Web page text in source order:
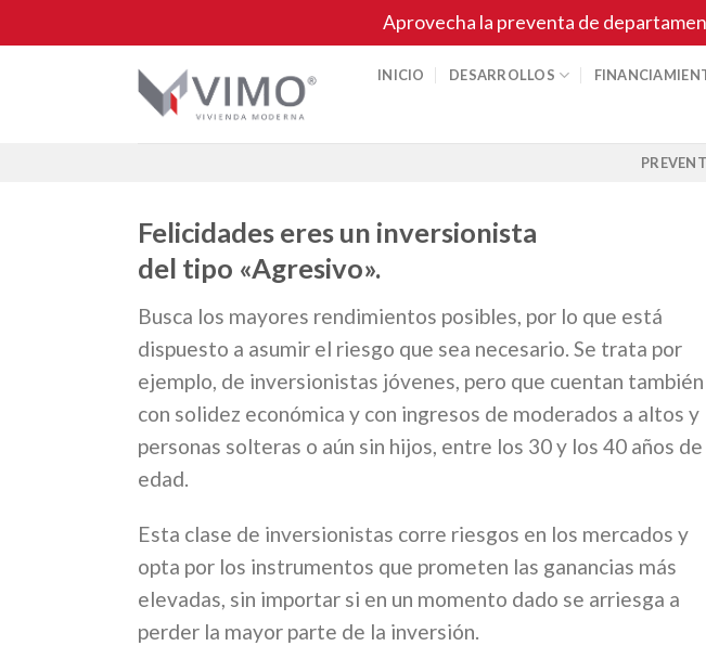
Aprovecha la preventa de
INICIO DESARROLLOS
Felicidades eres un inversionista
del tipo «Agresivo».
Busca los mayores rendimientos posibles, por lo que está
dispuesto a asumir el riesgo que sea necesario. Se trata por
ejemplo, de inversionistas jóvenes, pero que cuentan también
con solidez económica y con ingresos de moderados a altos y
personas solteras o aún sin hijos, entre los 30 y los 40 años de
edad.
Esta clase de inversionistas corre riesgos en los mercados y
opta por los instrumentos que prometen las ganancias más
elevadas, sin importar si en un momento dado se arriesga a
perder la mayor parte de la inversión.